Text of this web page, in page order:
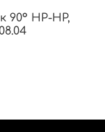
90° НР-НР,